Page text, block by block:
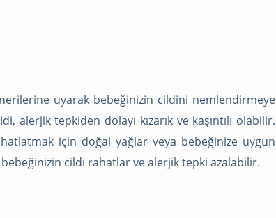
uyarak bebeğinizin cildini nemlendirmeye
alerjik tepkiden dolayı kızarık ve kaşıntılı olabilir.
için doğal yağlar veya bebeğinize uygun
cildi rahatlar ve alerjik tepki azalabilir.